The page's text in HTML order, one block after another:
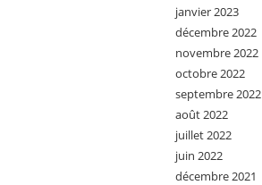
janvier 2023
décembre 2022
novembre 2022
octobre 2022
septembre 2022
août 2022
juillet 2022
juin 2022
décembre 2021